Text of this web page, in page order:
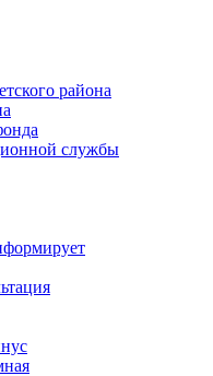
района
службы